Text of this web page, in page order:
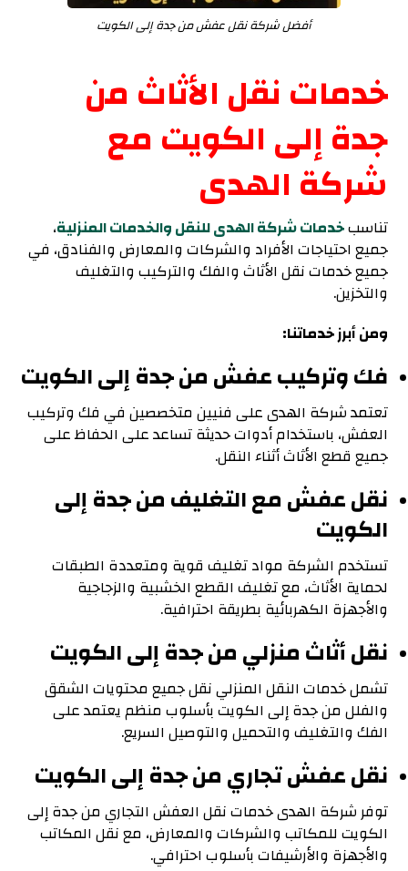
أفضل شركة نقل عفش من جدة إلى الكويت
خدمات نقل الأثاث من
جدة إلى الكويت مع
شركة الهدى
تناسبخدمات شركة الهدى للنقل والخدمات المنزلية،
جميع احتياجات الأفراد والشركات والمعارض والفنادق، في
جميع خدمات نقل الأثاث والفك والتركيب والتغليف
والتخزين.
ومن أبرز خدماتنا:
فك وتركيب عفش من جدة إلى الكويت
تعتمد شركة الهدى على فنيين متخصصين في فك وتركيب
العفش، باستخدام أدوات حديثة تساعد على الحفاظ على
جميع قطع الأثاث أثناء النقل.
نقل عفش مع التغليف من جدة إلى
الكويت
تستخدم الشركة مواد تغليف قوية ومتعددة الطبقات
لحماية الأثاث، مع تغليف القطع الخشبية والزجاجية
والأجهزة الكهربائية بطريقة احترافية.
نقل أثاث منزلي من جدة إلى الكويت
تشمل خدمات النقل المنزلي نقل جميع محتويات الشقق
والفلل من جدة إلى الكويت بأسلوب منظم يعتمد على
الفك والتغليف والتحميل والتوصيل السريع.
نقل عفش تجاري من جدة إلى الكويت
توفر شركة الهدى خدمات نقل العفش التجاري من جدة إلى
الكويت للمكاتب والشركات والمعارض، مع نقل المكاتب
والأجهزة والأرشيفات بأسلوب احترافي.